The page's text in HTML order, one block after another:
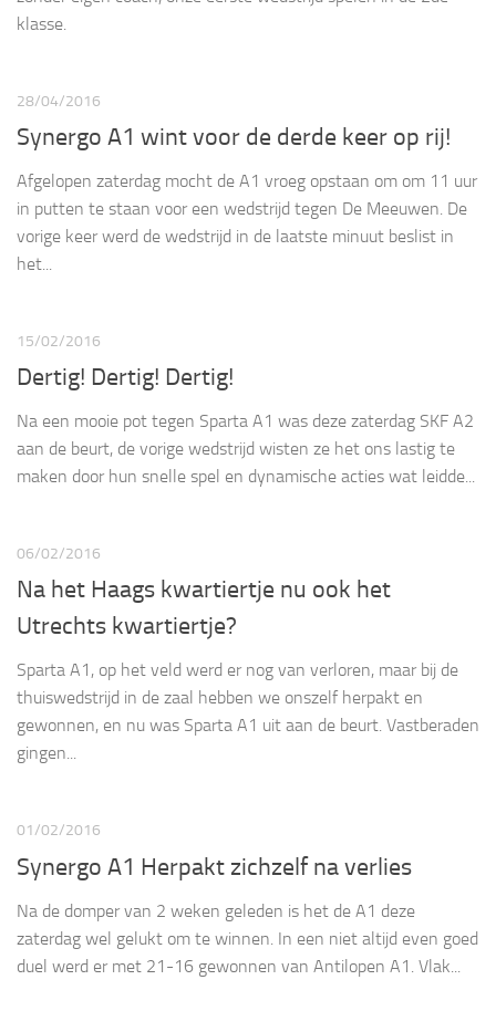
klasse.
28/04/2016
Synergo A1 wint voor de derde keer op rij!
Afgelopen zaterdag mocht de A1 vroeg opstaan om om 11 uur
in putten te staan voor een wedstrijd tegen De Meeuwen. De
vorige keer werd de wedstrijd in de laatste minuut beslist in
het...
15/02/2016
Dertig! Dertig! Dertig!
Na een mooie pot tegen Sparta A1 was deze zaterdag SKF A2
aan de beurt, de vorige wedstrijd wisten ze het ons lastig te
maken door hun snelle spel en dynamische acties wat leidde...
06/02/2016
Na het Haags kwartiertje nu ook het
Utrechts kwartiertje?
Sparta A1, op het veld werd er nog van verloren, maar bij de
thuiswedstrijd in de zaal hebben we onszelf herpakt en
gewonnen, en nu was Sparta A1 uit aan de beurt. Vastberaden
gingen...
01/02/2016
Synergo A1 Herpakt zichzelf na verlies
Na de domper van 2 weken geleden is het de A1 deze
zaterdag wel gelukt om te winnen. In een niet altijd even goed
duel werd er met 21-16 gewonnen van Antilopen A1. Vlak...